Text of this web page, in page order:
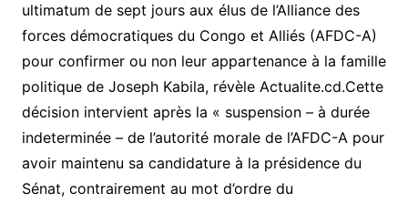
ultimatum de sept jours aux élus de l’Alliance des
forces démocratiques du Congo et Alliés (AFDC-A)
pour confirmer ou non leur appartenance à la famille
politique de Joseph Kabila, révèle Actualite.cd.Cette
décision intervient après la « suspension – à durée
indeterminée – de l’autorité morale de l’AFDC-A pour
avoir maintenu sa candidature à la présidence du
Sénat, contrairement au mot d’ordre du